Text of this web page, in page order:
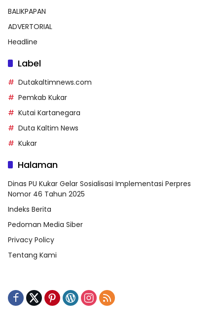
BALIKPAPAN
ADVERTORIAL
Headline
Label
Dutakaltimnews.com
Pemkab Kukar
Kutai Kartanegara
Duta Kaltim News
Kukar
Halaman
Dinas PU Kukar Gelar Sosialisasi Implementasi Perpres
Nomor 46 Tahun 2025
Indeks Berita
Pedoman Media Siber
Privacy Policy
Tentang Kami